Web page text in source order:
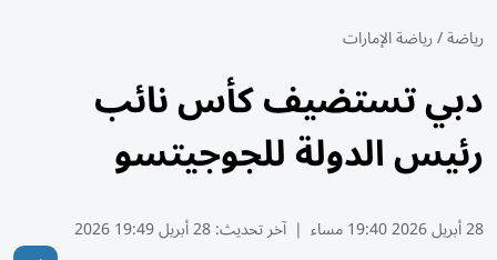
رياضة/رياضة الإمارات
دبي تستضيف كأس نائب
رئيس الدولة للجوجيتسو
28 أبريل 2026 19:40 مساء | آخر تحديث:28 أبريل 19:49 2026